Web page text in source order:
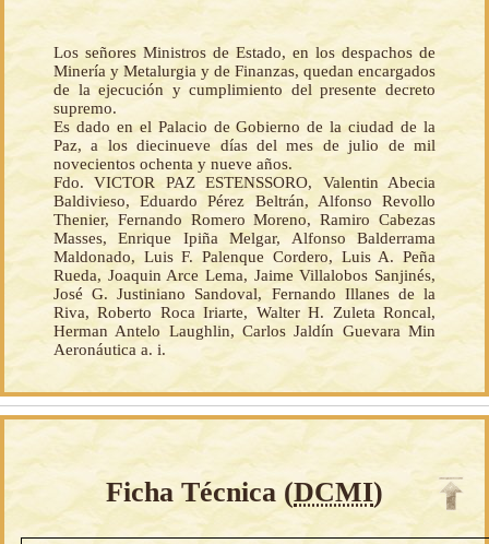
Los señores Ministros de Estado, en los despachos de
Minería y Metalurgia y de Finanzas, quedan encargados
de la ejecución y cumplimiento del presente decreto
supremo.
Es dado en el Palacio de Gobierno de la ciudad de la
Paz, a los diecinueve días del mes de julio de mil
novecientos ochenta y nueve años.
Fdo. VICTOR PAZ ESTENSSORO, Valentin Abecia
Baldivieso, Eduardo Pérez Beltrán, Alfonso Revollo
Thenier, Fernando Romero Moreno, Ramiro Cabezas
Masses, Enrique Ipiña Melgar, Alfonso Balderrama
Maldonado, Luis F. Palenque Cordero, Luis A. Peña
Rueda, Joaquin Arce Lema, Jaime Villalobos Sanjinés,
José G. Justiniano Sandoval, Fernando Illanes de la
Riva, Roberto Roca Iriarte, Walter H. Zuleta Roncal,
Herman Antelo Laughlin, Carlos Jaldín Guevara Min
Aeronáutica a. i.
Ficha Técnica (DCMI)